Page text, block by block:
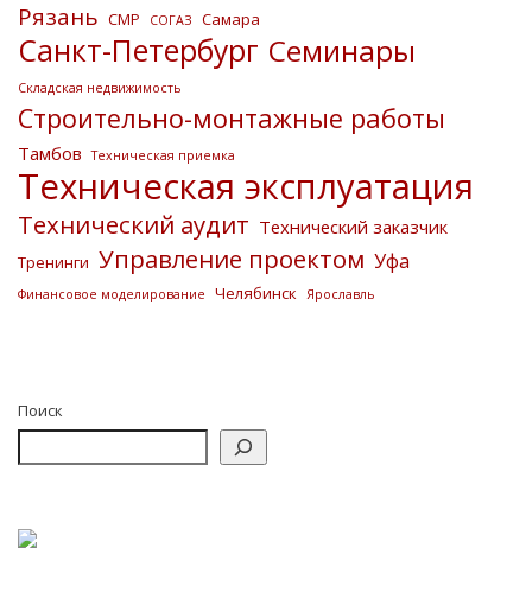
Рязань СМР СОГАЗ Самара
Санкт-Петербург Семинары
Складская недвижимость
Строительно-монтажные работы
Тамбов Техническая приемка
Техническая эксплуатация
Технический аудит Технический заказчик
Тренинги Управление проектом Уфа
Финансовое моделирование Челябинск Ярославль
Поиск